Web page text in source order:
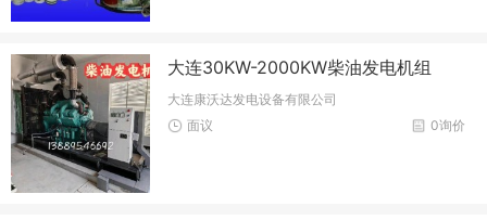
大连30KW-2000KW柴油发电机组
大连康沃达发电设备有限公司
0询价
面议